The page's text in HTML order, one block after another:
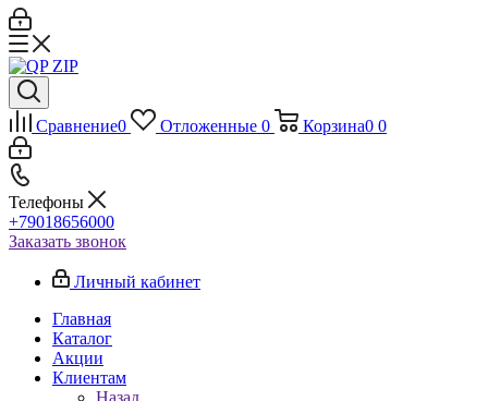
Сравнение0 Отложенные 0 Корзина0 0
Телефоны
+79018656000
Заказать звонок
Личный кабинет
Главная
Каталог
Акции
Клиентам
Назад